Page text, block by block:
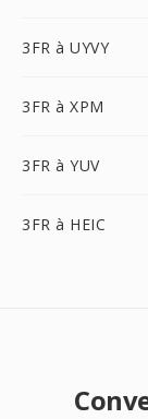
3FR à UYVY
3FR à XPM
3FR à YUV
3FR à HEIC